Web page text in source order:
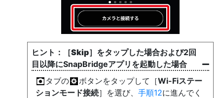
［Skip］をタップした場合および2回
目以降にSnapBridgeアプリを起動した場合
タブの
ボタンをタップして［Wi-Fiステー
ションモード接続］を選び、 手順12に進んでく